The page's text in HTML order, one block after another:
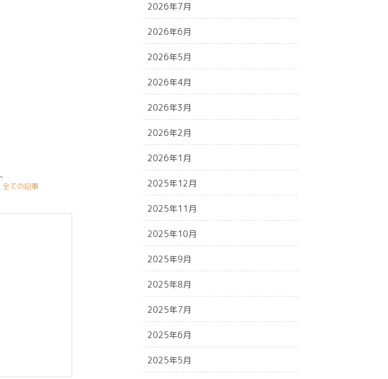
、
全ての記事
2026年7月
2026年6月
2026年5月
2026年4月
2026年3月
2026年2月
2026年1月
2025年12月
2025年11月
2025年10月
2025年9月
2025年8月
2025年7月
2025年6月
2025年5月